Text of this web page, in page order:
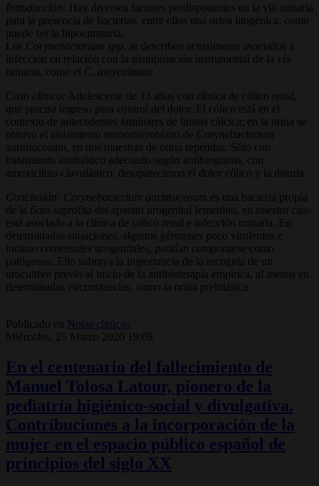
Introducción:
Hay diversos factores predisponentes en la vía urinaria
para la presencia de bacterias, entre ellos una orina litogénica, como
puede ser la hipocitraturia.
Los Corynebacterium spp . se describen actualmente asociados a
infección en relación con la manipulación instrumental de la vía
urinaria, como el C. amycolatum.
Caso clínico:
Adolescente de 13 años con clínica de cólico renal,
que precisa ingreso para control del dolor. El cólico está en el
contexto de antecedentes familiares de litiasis cálcica; en la orina se
obtuvo el aislamiento monomicrobiano de Corynebacterium
aurimucosum, en dos muestras de orina repetidas. Sólo con
tratamiento antibiótico adecuado según antibiograma, con
amoxicilina-clavulánico, desaparecieron el dolor cólico y la disuria.
Conclusión:
Corynebacterium aurimucosum es una bacteria propia
de la flora saprofita del aparato urogenital femenino, en nuestro caso
está asociado a la clínica de cólico renal e infección urinaria. En
determinadas situaciones, algunos gérmenes poco virulentos e
incluso comensales urogenitales, podrían comportarse como
patógenos. Ello subraya la importancia de la recogida de un
urocultivo previo al inicio de la antibioterapia empírica, al menos en
determinadas circunstancias, como la orina prelitiásica.
Publicado en
Notas clínicas
Miércoles, 25 Marzo 2020 19:08
En el centenario del fallecimiento de
Manuel Tolosa Latour, pionero de la
pediatría higiénico-social y divulgativa.
Contribuciones a la incorporación de la
mujer en el espacio público español de
principios del siglo XX